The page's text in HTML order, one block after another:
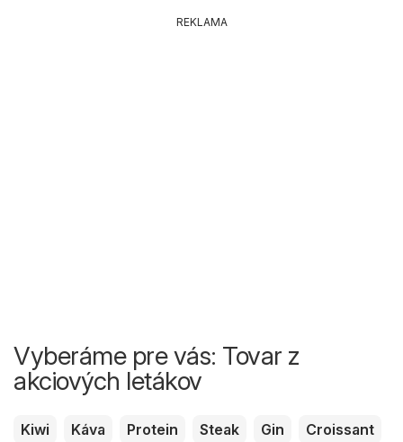
REKLAMA
Vyberáme pre vás: Tovar z
akciových letákov
Kiwi Káva Protein Steak Gin
Croissant